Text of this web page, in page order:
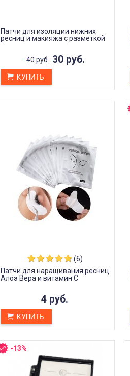
Патчи для изоляции нижних
ресниц и макияжа с разметкой
40 руб. 30 руб.
КУПИТЬ
(6)
Патчи для наращивания ресниц
Алоэ Вера и витамин С
4 руб.
КУПИТЬ
-13%